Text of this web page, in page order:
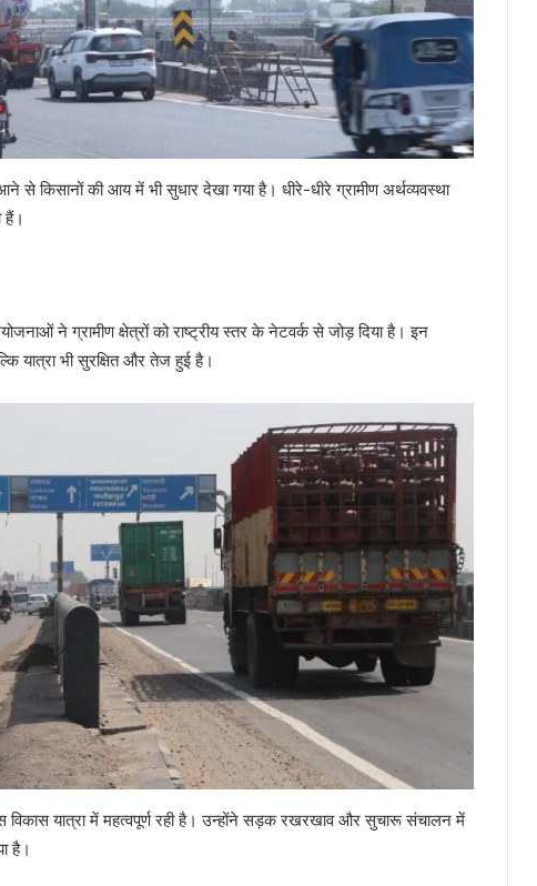
किसानों की आय में भी सुधार देखा गया है। धीरे-धीरे ग्रामीण अर्थव्यवस्था
हैं।
ने ग्रामीण क्षेत्रों को राष्ट्रीय स्तर के नेटवर्क से जोड़ दिया है। इन
यात्रा भी सुरक्षित और तेज हुई है।
विकास यात्रा में महत्वपूर्ण रही है। उन्होंने सड़क रखरखाव और सुचारू संचालन में
है।